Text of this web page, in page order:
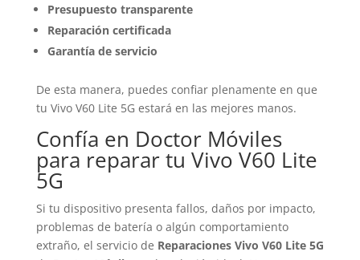
Presupuesto transparente
Reparación certificada
Garantía de servicio
De esta manera, puedes confiar plenamente en que
tu Vivo V60 Lite 5G estará en las mejores manos.
Confía en Doctor Móviles
para reparar tu Vivo V60 Lite
5G
Si tu dispositivo presenta fallos, daños por impacto,
problemas de batería o algún comportamiento
extraño, el servicio de Reparaciones Vivo V60 Lite 5G